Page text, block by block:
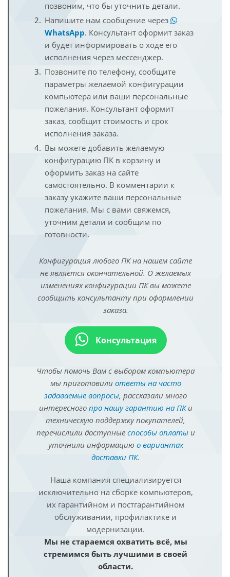
позвоним, что бы уточнить детали.
Напишите нам сообщение через
WhatsApp. Консультант оформит заказ
и будет информировать о ходе его
исполнения через мессенджер.
Позвоните по телефону, сообщите
параметры желаемой конфигурации
компьютера или ваши персональные
пожелания. Консультант оформит
заказ, сообщит стоимость и срок
исполнения заказа.
Вы можете добавить желаемую
конфигурацию ПК в корзину и
оформить заказ на сайте
самостоятельно. В комментарии к
заказу укажите ваши персональные
пожелания. Мы с вами свяжемся,
уточним детали и сообщим по
готовности.
Конфигурация любого ПК на нашем сайте
не является окончательной. О желаемых
изменениях конфигурации ПК вы можете
сообщить консультанту при оформлении
заказа.
Консультация
Чтобы помочь Вам с выбором компьютера
мы приготовили ответы на часто
задаваемые вопросы, рассказали много
интересного про нашу гарантию на ПКи
техническую поддержку покупателей,
перечислили доступные способы оплатыи
уточнили информацию о вариантах
доставки ПК.
Наша компания специализируется
исключительно на сборке компьютеров,
их гарантийном и постгарантийном
обслуживании, профилактике и
модернизации.
Мы не стараемся охватить всё, мы
стремимся быть лучшими в своей
области.